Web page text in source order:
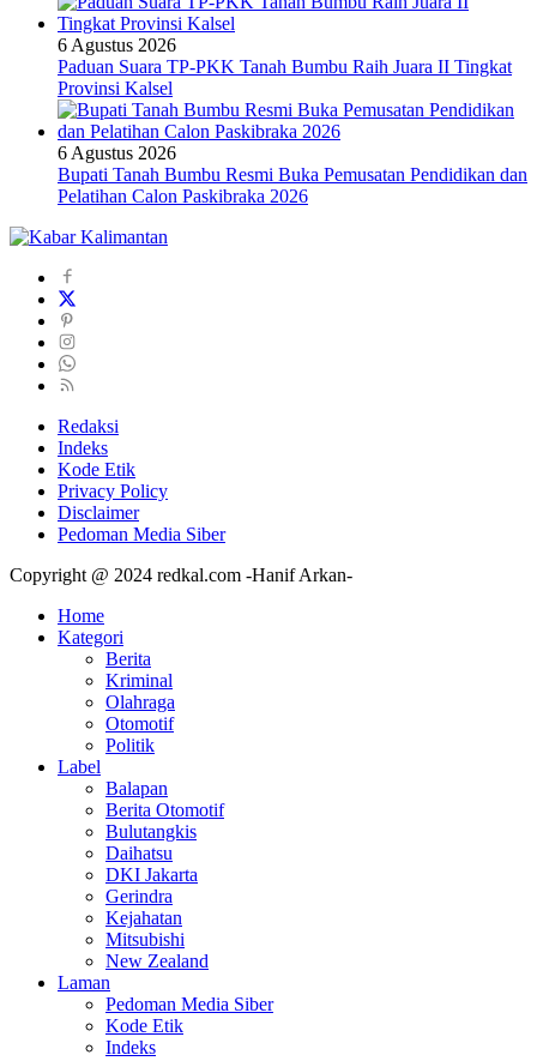
6 Agustus 2026
Paduan Suara TP-PKK Tanah Bumbu Raih Juara II Tingkat
Provinsi Kalsel
6 Agustus 2026
Bupati Tanah Bumbu Resmi Buka Pemusatan Pendidikan dan
Pelatihan Calon Paskibraka 2026
Redaksi
Indeks
Kode Etik
Privacy Policy
Disclaimer
Pedoman Media Siber
Copyright @ 2024 redkal.com -Hanif Arkan-
Home
Kategori
Berita
Kriminal
Olahraga
Otomotif
Politik
Label
Balapan
Berita Otomotif
Bulutangkis
Daihatsu
DKI Jakarta
Gerindra
Kejahatan
Mitsubishi
New Zealand
Laman
Pedoman Media Siber
Kode Etik
Indeks